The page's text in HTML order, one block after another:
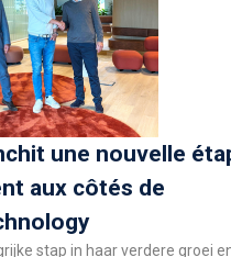
une nouvelle
aux côtés de
stap in haar verdere groei